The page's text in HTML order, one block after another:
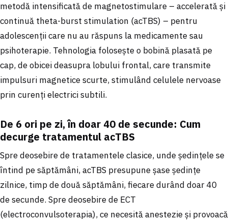
metodă intensificată de magnetostimulare – accelerată și
continuă theta-burst stimulation (acTBS) – pentru
adolescenții care nu au răspuns la medicamente sau
psihoterapie. Tehnologia folosește o bobină plasată pe
cap, de obicei deasupra lobului frontal, care transmite
impulsuri magnetice scurte, stimulând celulele nervoase
prin curenți electrici subtili.
De 6 ori pe zi, în doar 40 de secunde: Cum
decurge tratamentul acTBS
Spre deosebire de tratamentele clasice, unde ședințele se
întind pe săptămâni, acTBS presupune șase ședințe
zilnice, timp de două săptămâni, fiecare durând doar 40
de secunde. Spre deosebire de ECT
(electroconvulsoterapia), ce necesită anestezie și provoacă